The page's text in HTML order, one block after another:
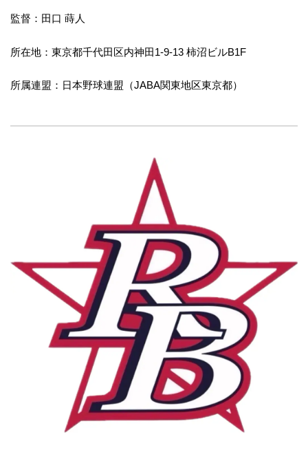
監督：田口 蒔人
所在地：東京都千代田区内神田1-9-13 柿沼ビルB1F
所属連盟：日本野球連盟（JABA関東地区東京都）